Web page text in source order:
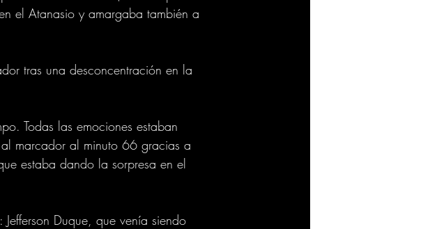
el Atanasio y amargaba también a
tras una desconcentración en la
Todas las emociones estaban
marcador al minuto 66 gracias a
estaba dando la sorpresa en el
Duque, que venía siendo